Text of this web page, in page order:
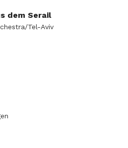
dem Serail
Tel-Aviv